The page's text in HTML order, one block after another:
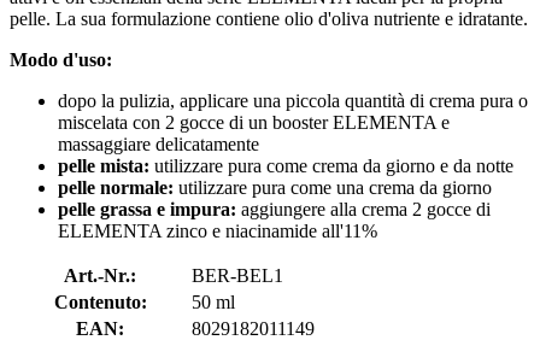
pelle. La sua formulazione contiene olio d'oliva nutriente e idratante.
Modo d'uso:
dopo la pulizia, applicare una piccola quantità di crema pura o
miscelata con 2 gocce di un booster ELEMENTA e
massaggiare delicatamente
pelle mista: utilizzare pura come crema da giorno e da notte
pelle normale: utilizzare pura come una crema da giorno
pelle grassa e impura: aggiungere alla crema 2 gocce di
ELEMENTA zinco e niacinamide all'11%
Art.-Nr.:
BER-BEL1
Contenuto:
50 ml
EAN:
8029182011149